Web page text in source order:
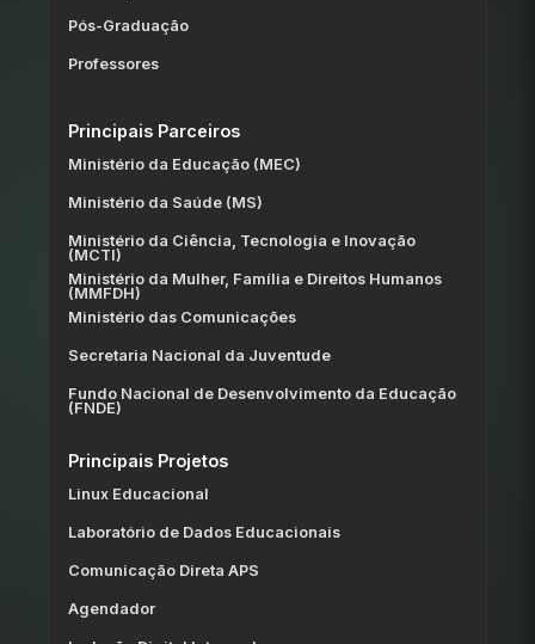
Pós-Graduação
Professores
Principais Parceiros
Ministério da Educação (MEC)
Ministério da Saúde (MS)
Ministério da Ciência, Tecnologia e Inovação
(MCTI)
Ministério da Mulher, Família e Direitos Humanos
(MMFDH)
Ministério das Comunicações
Secretaria Nacional da Juventude
Fundo Nacional de Desenvolvimento da Educação
(FNDE)
Principais Projetos
Linux Educacional
Laboratório de Dados Educacionais
Comunicação Direta APS
Agendador